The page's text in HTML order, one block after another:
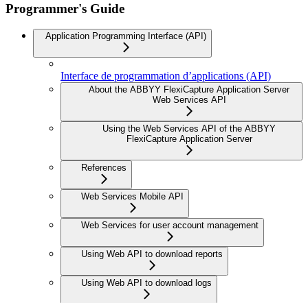
Programmer's Guide
Application Programming Interface (API)
Interface de programmation d’applications (API)
About the ABBYY FlexiCapture Application Server
Web Services API
Using the Web Services API of the ABBYY
FlexiCapture Application Server
References
Web Services Mobile API
Web Services for user account management
Using Web API to download reports
Using Web API to download logs